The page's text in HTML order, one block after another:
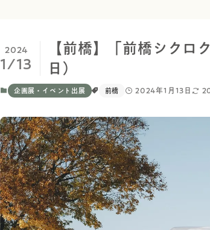
【前橋】「前橋シクロ
日）
2024
1/13
企画展・イベント出展 前橋 2024年1月13日